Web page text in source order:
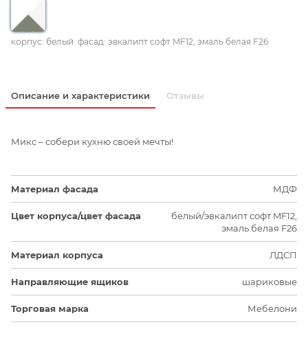
корпус: белый фасад: эвкалипт софт MF12, эмаль белая F26
Описание и характеристики Отзывы
Микс – собери кухню своей мечты!
Материал фасада МДФ
Цвет корпуса/цвет фасада
белый/эвкалипт софт MF12,
эмаль белая F26
Материал корпуса ЛДСП
Направляющие ящиков шариковые
Торговая марка Мебелони